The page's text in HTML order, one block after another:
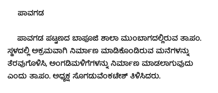
ಪಾವಗಡ
ಪಾವಗಡ ಪಟ್ಟಣದ ಬಾಪೂಜಿ ಶಾಲಾ ಮುಂಬಾಗದಲ್ಲಿರುವ ತಾ.ಪಂ.
ಸ್ಥಳದಲ್ಲಿ ಅಕ್ರಮವಾಗಿ ನಿರ್ಮಾಣ ಮಾಡಿಕೊಂಡಿರುವ ಮನೆಗಳನ್ನು
ತೆರವುಗೊಳಿಸಿ, ಅಂಗಡಿಮಳಿಗೆಗಳನ್ನು ನಿರ್ಮಾಣ ಮಾಡಲಾಗುವುದು
ಎಂದು ತಾ.ಪಂ. ಅಧ್ಯಕ್ಷ ಸೊಗಡುವೆಂಕಟೇಶ್ ತಿಳಿಸಿದರು.